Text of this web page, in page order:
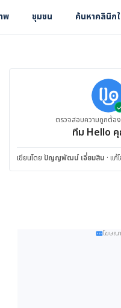
พ ชุมชน ค้นหาคลินิก
ตรวจสอบความถูกต้อ
ทีม Hello
เขียนโดย ปัญญพัฒน์ เอี่ยมสิน · แก้
โฆษณา